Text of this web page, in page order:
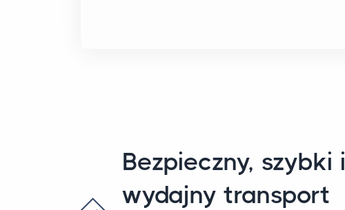
Bezpieczny, szybki i
wydajny transport